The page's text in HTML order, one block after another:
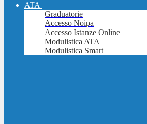
ATA
Graduatorie
Accesso Noipa
Accesso Istanze Online
Modulistica ATA
Modulistica Smart